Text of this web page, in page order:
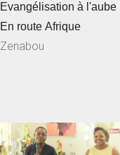
Evangélisation à l'aube
En route Afrique
Zenabou